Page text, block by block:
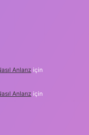
Anlarız için
Anlarız için